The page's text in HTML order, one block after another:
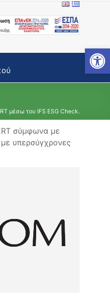
Open toolbar
μέσω του IFS ESG Check.
σύμφωνα με
με υπερσύγχρονες